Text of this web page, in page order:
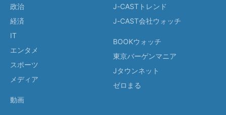
政治
経済
IT
エンタメ
スポーツ
メディア
動画
J-CASTトレンド
J-CAST会社ウォッチ
BOOKウォッチ
東京バーゲンマニア
Jタウンネット
ゼロまる